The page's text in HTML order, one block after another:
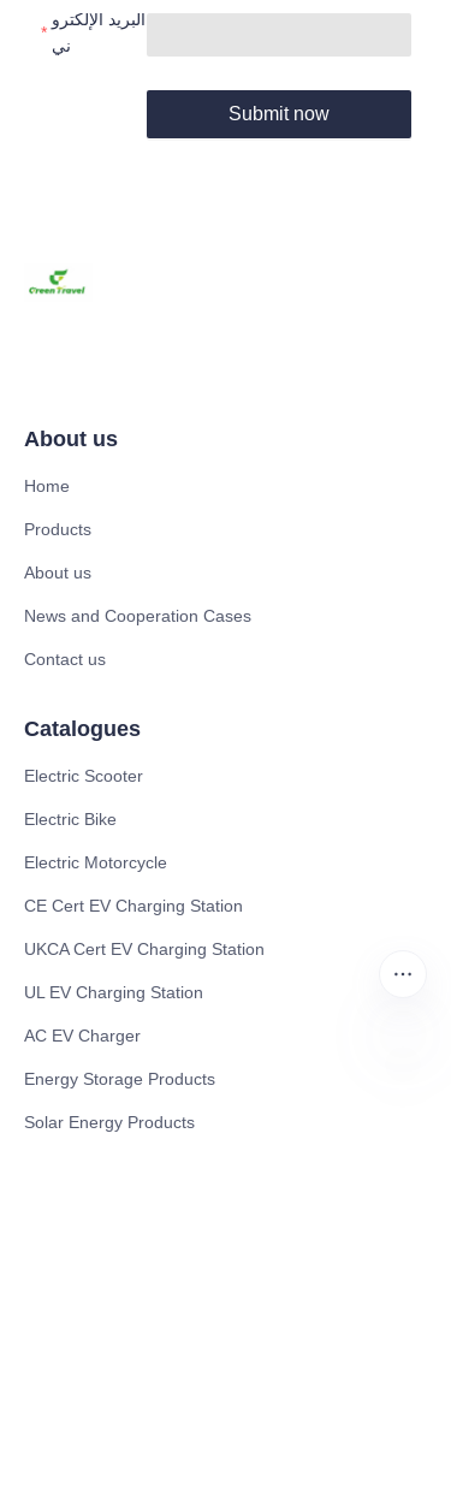
البريد الإلكترو
ني
Submit now
About us
Home
Products
About us
News and Cooperation Cases
Contact us
Catalogues
Electric Scooter
Electric Bike
Electric Motorcycle
CE Cert EV Charging Station
UKCA Cert EV Charging Station
UL EV Charging Station
AC EV Charger
Energy Storage Products
Solar Energy Products